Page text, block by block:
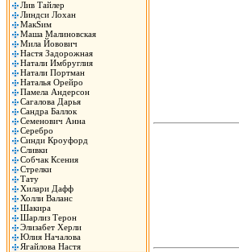
Лив Тайлер
Линдси Лохан
МакSим
Маша Малиновская
Мила Йовович
Настя Задорожная
Натали Имбруглия
Натали Портман
Наталья Орейро
Памела Андерсон
Сагалова Дарья
Сандра Баллок
Семенович Анна
Серебро
Синди Кроуфорд
Сливки
Собчак Ксения
Стрелки
Тату
Хилари Дафф
Холли Валанс
Шакира
Шарлиз Терон
Элизабет Херли
Юлия Началова
Ягайлова Настя